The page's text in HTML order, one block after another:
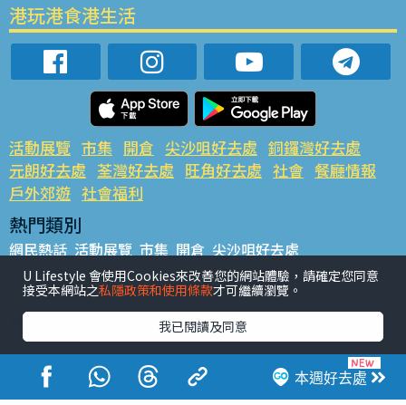
本週好去處
港玩港食港生活
活動展覽 市集 開倉 尖沙咀好去處 銅鑼灣好去處
元朗好去處 荃灣好去處 旺角好去處 社會 餐廳情報
戶外郊遊 社會福利
熱門類別
網民熱話 活動展覽 市集 開倉 尖沙咀好去處
銅鑼灣好去處 元朗好去處 荃灣好去處 旺角好去處 社會
餐廳情報 戶外郊遊
熱門標籤
#UGO搵好去處 #人氣活動推介 #美食社群熱話
#親子玩樂好去處
#ULifestyle應用程式
#限時搶
#UJetso禮物放送
#ULifestyle商戶中心 #著數 #網絡熱話
U Lifestyle 會使用Cookies來改善您的網站體驗，請確定您同意
接受本網站之私隱政策和使用條款才可繼續瀏覽。
我已閱讀及同意